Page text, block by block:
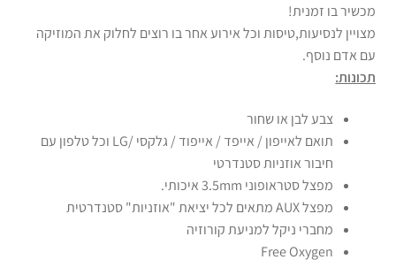
מכשיר בו זמנית!
מצויין לנסיעות,טיסות וכל אירוע אחר בו רוצים לחלוק את המוזיקה
עם אדם נוסף.
תכונות:
צבע לבן או שחור
תואם לאייפון / אייפד / אייפוד / גלקסי /LG וכל טלפון עם
חיבור אוזניות סטנדרטי
מפצל סטראופוני 3.5mm איכותי.
מפצל AUX מתאים לכל יציאת "אוזניות" סטנדרטית
מחברי ניקל למניעת קורוזיה
Free Oxygen